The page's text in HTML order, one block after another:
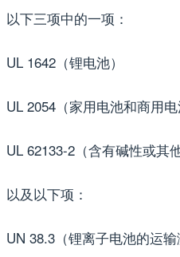
以下三项中的一项：
UL 1642（锂电池）
UL 2054（家用电池和商用电
UL 62133-2（含有碱性或其
以及以下项：
UN 38.3（锂离子电池的运输